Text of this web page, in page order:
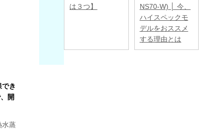
き
開
水蒸
は３つ】
NS70-W) │ 今、
ハイスペックモ
デルをおススメ
する理由とは